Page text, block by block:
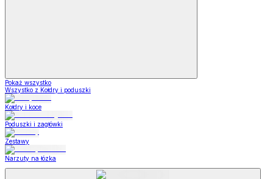
Pokaż wszystko
Wszystko z Kołdry i poduszki
Kołdry i koce
Poduszki i zagłówki
Zestawy
Narzuty na łózka